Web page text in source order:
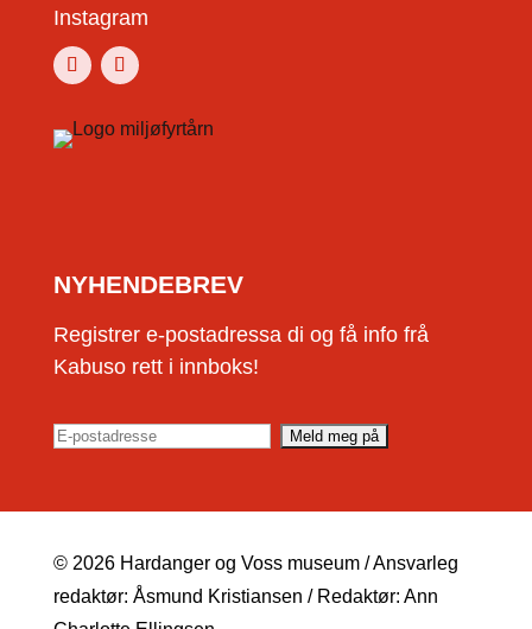
Instagram
NYHENDEBREV
Registrer e-postadressa di og få info frå
Kabuso rett i innboks!
© 2026 Hardanger og Voss museum / Ansvarleg
redaktør: Åsmund Kristiansen / Redaktør: Ann